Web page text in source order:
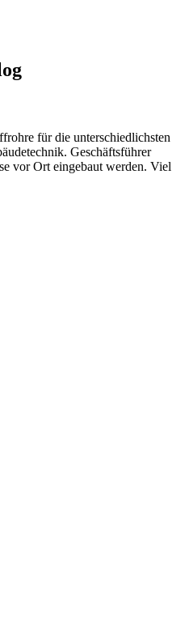
für die unterschiedlichsten
Geschäftsführer
vor Ort eingebaut werden. Viel